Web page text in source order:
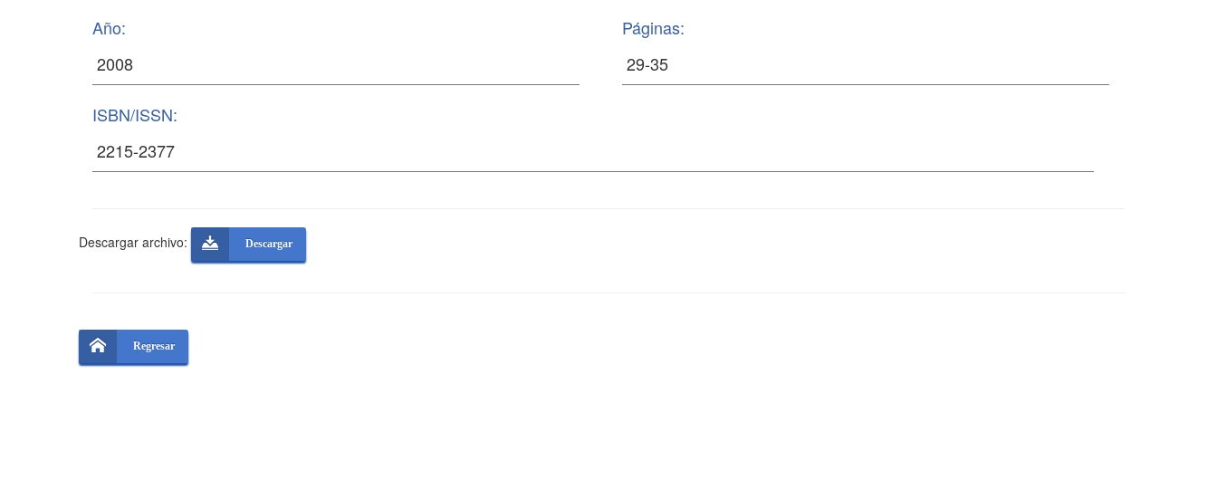
Año: Páginas:
ISBN/ISSN:
Descargar archivo: Descargar
Regresar